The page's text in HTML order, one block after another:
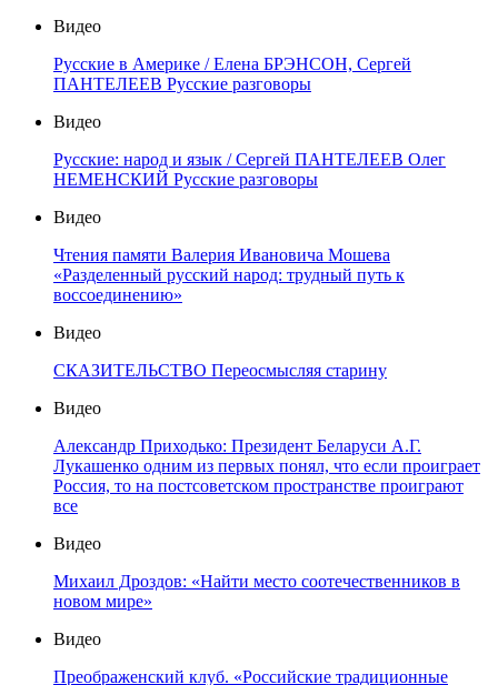
Видео
Русские в Америке / Елена БРЭНСОН, Сергей
ПАНТЕЛЕЕВ Русские разговоры
Видео
Русские: народ и язык / Сергей ПАНТЕЛЕЕВ Олег
НЕМЕНСКИЙ Русские разговоры
Видео
Чтения памяти Валерия Ивановича Мошева
«Разделенный русский народ: трудный путь к
воссоединению»
Видео
СКАЗИТЕЛЬСТВО Переосмысляя старину
Видео
Александр Приходько: Президент Беларуси А.Г.
Лукашенко одним из первых понял, что если проиграет
Россия, то на постсоветском пространстве проиграют
все
Видео
Михаил Дроздов: «Найти место соотечественников в
новом мире»
Видео
Преображенский клуб. «Российские традиционные